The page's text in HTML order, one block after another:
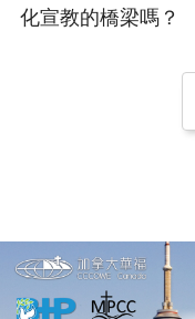
化宣教的橋梁嗎？